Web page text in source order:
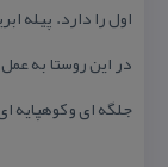
اول را دارد. پیله
در این روستا به
جلگه ای و كوهپایه